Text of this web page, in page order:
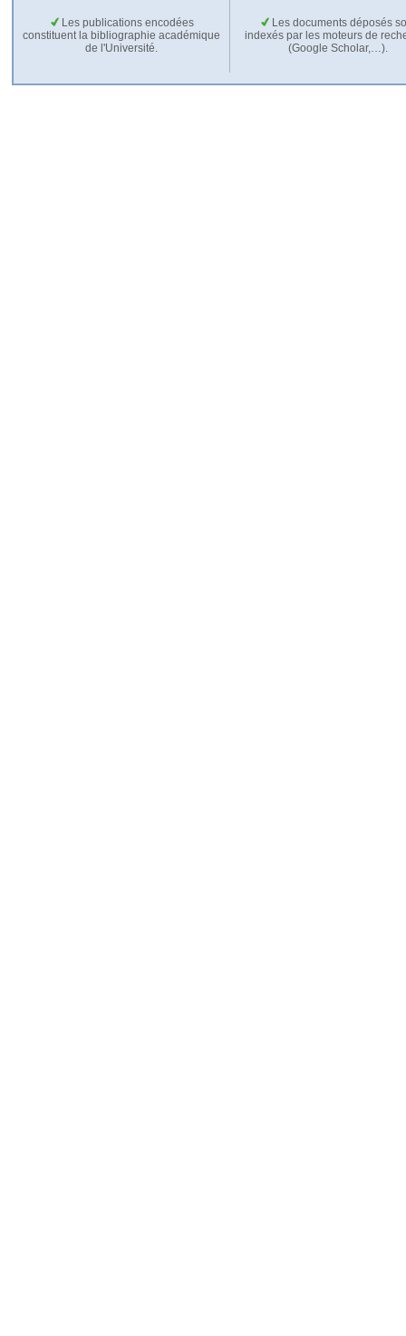
Les publications encodées
constituent la bibliographie académique
de l'Université.
Les documents déposés
indexés par les moteurs de
(Google Scholar,…).